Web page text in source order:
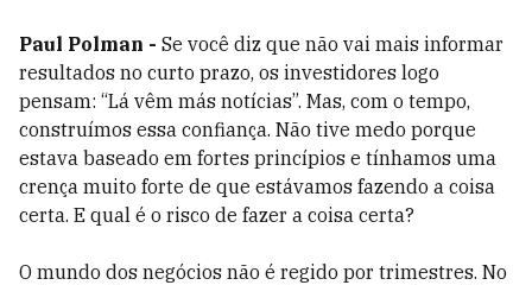
Paul Polman - Se você diz que não vai mais informar
resultados no curto prazo, os investidores logo
pensam: “Lá vêm más notícias”. Mas, com o tempo,
construímos essa confiança. Não tive medo porque
estava baseado em fortes princípios e tínhamos uma
crença muito forte de que estávamos fazendo a coisa
certa. E qual é o risco de fazer a coisa certa?
O mundo dos negócios não é regido por trimestres. No